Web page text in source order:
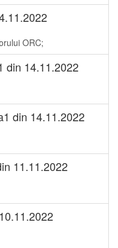
ORC;
din 14.11.2022
din 14.11.2022
11.11.2022